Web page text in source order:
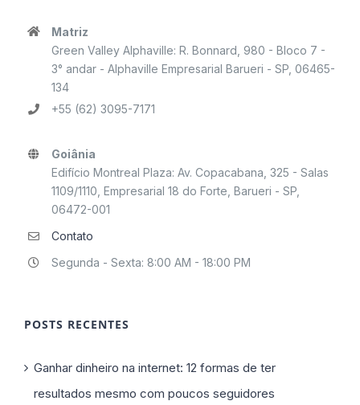
Matriz
Green Valley Alphaville: R. Bonnard, 980 - Bloco 7 -
3° andar - Alphaville Empresarial Barueri - SP, 06465-
134
+55 (62) 3095-7171
Goiânia
Edifício Montreal Plaza: Av. Copacabana, 325 - Salas
1109/1110, Empresarial 18 do Forte, Barueri - SP,
06472-001
Contato
Segunda - Sexta: 8:00 AM - 18:00 PM
POSTS RECENTES
Ganhar dinheiro na internet: 12 formas de ter
resultados mesmo com poucos seguidores